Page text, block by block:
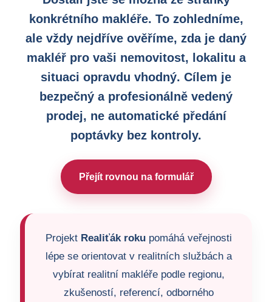
konkrétního makléře. To zohledníme,
ale vždy nejdříve ověříme, zda je daný
makléř pro vaši nemovitost, lokalitu a
situaci opravdu vhodný. Cílem je
bezpečný a profesionálně vedený
prodej, ne automatické předání
poptávky bez kontroly.
Přejít rovnou na formulář
Projekt Realiťák rokupomáhá veřejnosti
lépe se orientovat v realitních službách a
vybírat realitní makléře podle regionu,
zkušeností, referencí, odborného